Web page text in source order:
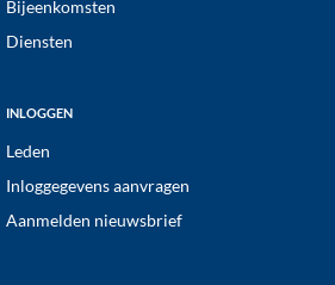
Bijeenkomsten
Diensten
INLOGGEN
Leden
Inloggegevens aanvragen
Aanmelden nieuwsbrief